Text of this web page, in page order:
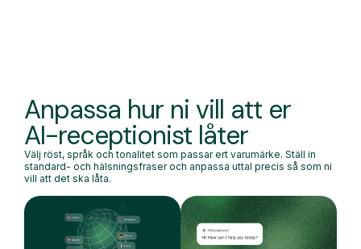
Anpassa hur ni vill att er
AI-receptionist låter
Välj röst, språk och tonalitet som passar ert varumärke. Ställ in
standard- och hälsningsfraser och anpassa uttal precis så som ni
vill att det ska låta.